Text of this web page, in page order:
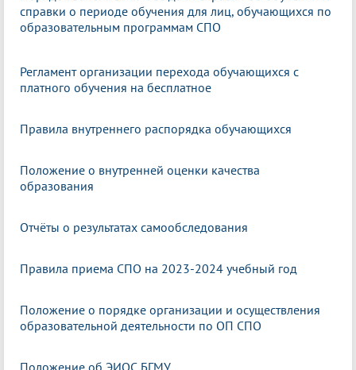
справки о периоде обучения для лиц, обучающихся по
образовательным программам СПО
Регламент организации перехода обучающихся с
платного обучения на бесплатное
Правила внутреннего распорядка обучающихся
Положение о внутренней оценки качества
образования
Отчёты о результатах самообследования
Правила приема СПО на 2023-2024 учебный год
Положение о порядке организации и осуществления
образовательной деятельности по ОП СПО